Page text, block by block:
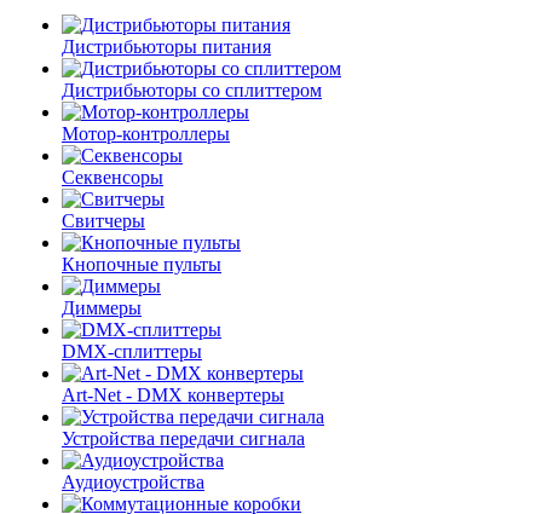
Дистрибьюторы питания
Дистрибьюторы со сплиттером
Мотор-контроллеры
Секвенсоры
Свитчеры
Кнопочные пульты
Диммеры
DMX-сплиттеры
Art-Net - DMX конвертеры
Устройства передачи сигнала
Аудиоустройства